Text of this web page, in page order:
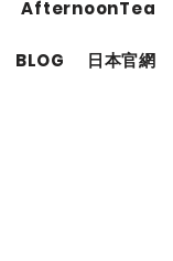
AfternoonTea
BLOG 日本官網